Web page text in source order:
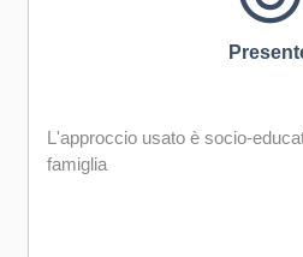
L'approccio usato è socio-
famiglia